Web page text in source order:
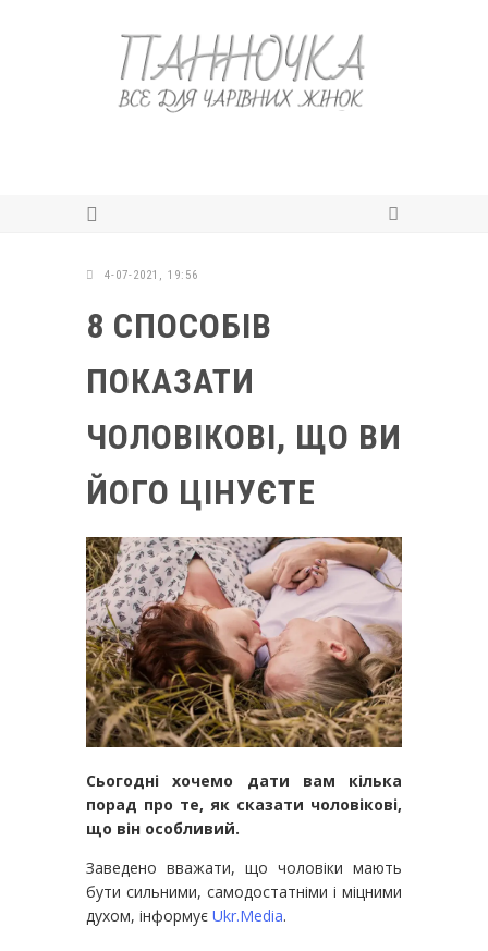
4-07-2021, 19:56
8 СПОСОБІВ
ПОКАЗАТИ
ЧОЛОВІКОВІ, ЩО ВИ
ЙОГО ЦІНУЄТЕ
Сьогодні хочемо дати вам кілька
порад про те, як сказати чоловікові,
що він особливий.
Заведено вважати, що чоловіки мають
бути сильними, самодостатніми і міцними
духом, інформує Ukr.Media.